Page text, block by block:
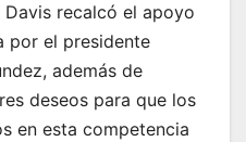
Davis recalcó el apoyo
por el presidente
además de
deseos para que los
en esta competencia